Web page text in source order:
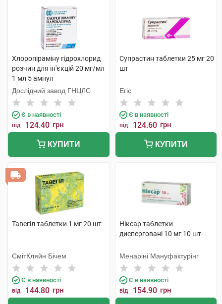
Хлоропіраміну гідрохлорид
розчин для ін'єкцій 20 мг/мл
1 мл 5 ампул
Дослідний завод ГНЦЛС
Є в наявності
від 124.40 грн
КУПИТИ
Супрастин таблетки 25 мг 20
шт
Егіс
Є в наявності
від 124.60 грн
КУПИТИ
Тавегіл таблетки 1 мг 20 шт
СмітКляйн Бічем
Є в наявності
від 144.80 грн
Ніксар таблетки
дисперговані 10 мг 10 шт
Менаріні Мануфактурінг
Є в наявності
від 154.90 грн